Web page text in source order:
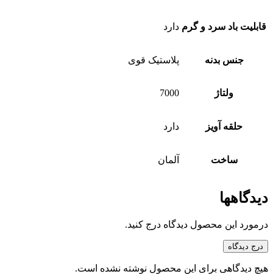
قابلیت باد سرد و گرم دارد
جنس بدنه پلاستیک قوی
ولتاژ 7000
حلقه آویز دارد
ساخت آلمان
دیدگاهها
درمورد این محصول دیدگاه درج کنید.
درج دیدگاه
هیچ دیدگاهی برای این محصول نوشته نشده است.